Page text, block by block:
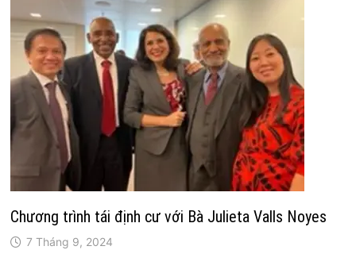
Chương trình tái định cư với Bà Julieta Valls Noyes
7 Tháng 9, 2024